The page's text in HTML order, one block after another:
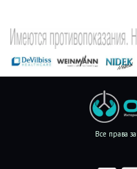
Все права